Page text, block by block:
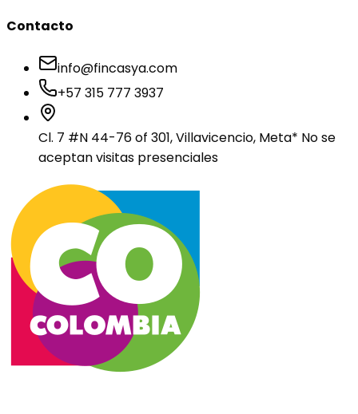
Contacto
info@fincasya.com
+57 315 777 3937
Cl. 7 #N 44-76 of 301, Villavicencio, Meta* No se
aceptan visitas presenciales